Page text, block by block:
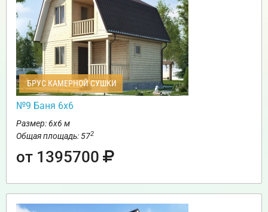
БРУС КАМЕРНОЙ СУШКИ
№9 Баня 6х6
Размер: 6х6 м
Общая площадь: 572
от 1395700